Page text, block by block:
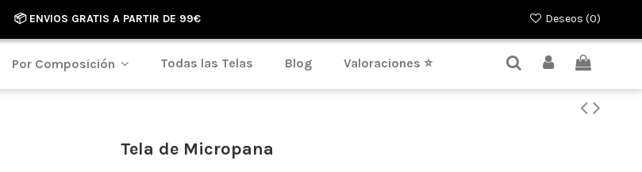
📦 ENVIOS GRATIS A PARTIR DE 99€ Deseos (0)
Por Composición Todas las Telas Blog Valoraciones ⭐
Tela de Micropana